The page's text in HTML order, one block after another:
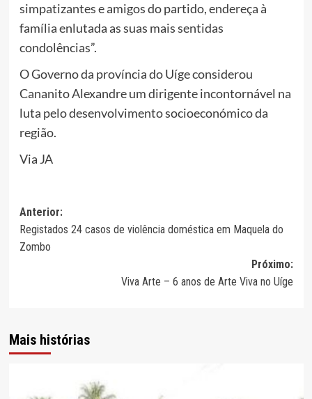
simpatizantes e amigos do partido, endereça à
família enlutada as suas mais sentidas
condolências”.
O Governo da província do Uíge considerou
Cananito Alexandre um dirigente incontornável na
luta pelo desenvolvimento socioeconómico da
região.
Via JA
Navegação
de
Anterior:
Registados 24 casos de violência doméstica em Maquela do
Zombo
Próximo:
Viva Arte – 6 anos de Arte Viva no Uíge
Mais histórias